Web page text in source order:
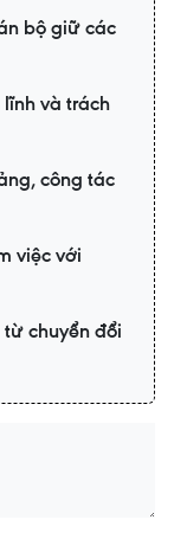
bộ giữ các
và trách
công tác
việc với
chuyển đổi